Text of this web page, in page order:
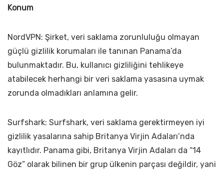
Konum
NordVPN: Şirket, veri saklama zorunluluğu olmayan
güçlü gizlilik korumaları ile tanınan Panama’da
bulunmaktadır. Bu, kullanıcı gizliliğini tehlikeye
atabilecek herhangi bir veri saklama yasasına uymak
zorunda olmadıkları anlamına gelir.
Surfshark: Surfshark, veri saklama gerektirmeyen iyi
gizlilik yasalarına sahip Britanya Virjin Adaları’nda
kayıtlıdır. Panama gibi, Britanya Virjin Adaları da “14
Göz” olarak bilinen bir grup ülkenin parçası değildir, yani